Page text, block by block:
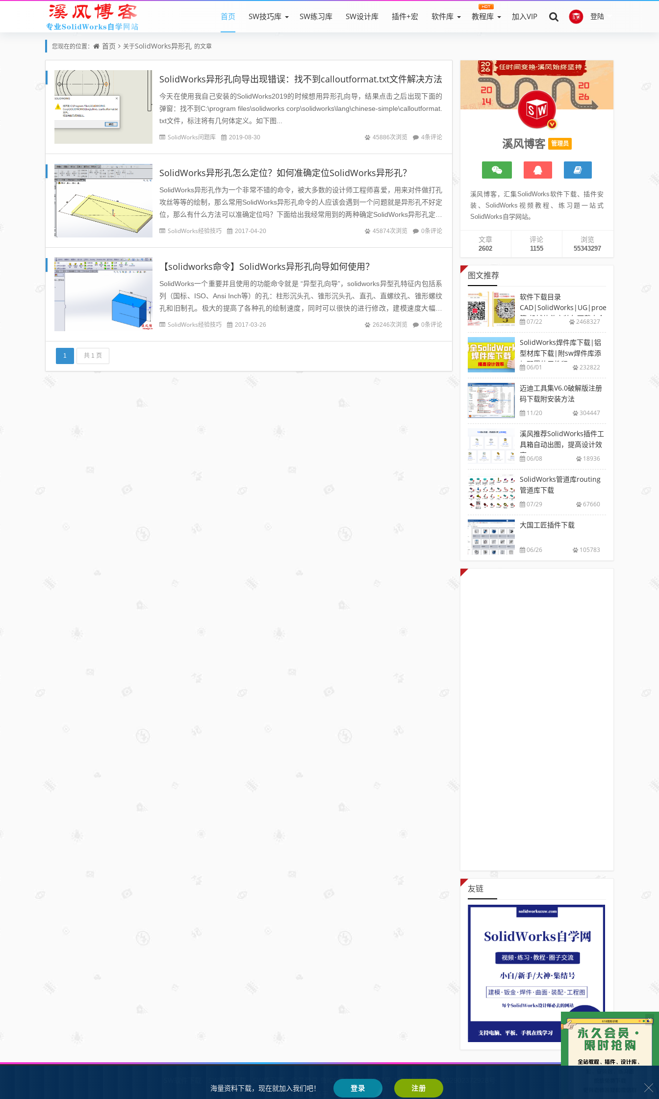
登陆
首页 SW技巧库 SW练习库 SW设计库 插件+宏 软件库 教程库 加入VIP
您现在的位置： 首页 关于SolidWorks异形孔 的文章
SolidWorks异形孔向导出现错误：找不到calloutformat.txt文件解决方法
今天在使用我自己安装的SolidWorks2019的时候想用异形孔向导，结果点击之后出现下面的
弹窗：找不到C:\program files\solidworks corp\solidworks\lang\chinese-simple\calloutformat.
txt文件，标注将有几何体定义。如下图...
SolidWorks问题库 2019-08-30 45886次浏览 4条评论
SolidWorks异形孔怎么定位？如何准确定位SolidWorks异形孔？
SolidWorks异形孔作为一个非常不错的命令，被大多数的设计师工程师喜爱，用来对件做打孔
攻丝等等的绘制，那么常用SolidWorks异形孔命令的人应该会遇到一个问题就是异形孔不好定
位，那么有什么方法可以准确定位吗？下面给出我经常用到的两种确定SolidWorks异形孔定位
的方法。第一种方法：先绘...
SolidWorks经验技巧 2017-04-20 45874次浏览 0条评论
【solidworks命令】SolidWorks异形孔向导如何使用？
SolidWorks一个重要并且使用的功能命令就是 “异型孔向导”，solidworks异型孔特征内包括系
列（国标、ISO、Ansi Inch等）的孔：柱形沉头孔、锥形沉头孔、直孔、直螺纹孔、锥形螺纹
孔和旧制孔。极大的提高了各种孔的绘制速度，同时可以很快的进行修改，建模速度大幅加
快。那么这...
SolidWorks经验技巧 2017-03-26 26246次浏览 0条评论
1 共 1 页
溪风博客 管理员
溪风博客，汇集SolidWorks软件下载、插件安
装、SolidWorks视频教程、练习题一站式
SolidWorks自学网站。
文章
2602
评论
1155
浏览
55343297
图文推荐
软件下载目录
CAD|SolidWorks|UG|proe
等-机械软件安装包下载大全
07/22 2468327
SolidWorks焊件库下载|铝
型材库下载|附sw焊件库添
加配置使用教程
06/01 232822
迈迪工具集V6.0破解版注册
码下载附安装方法
11/20 304447
溪风推荐SolidWorks插件工
具箱自动出图，提高设计效
率06/08 18936
SolidWorks管道库routing
管道库下载
07/29 67660
大国工匠插件下载
06/26 105783
友链
鲁ICP备2021002287号-1鲁公网安备 37132902372928号
SW自学网 Z-BlogPHP 搭建
×
海量资料下载，现在就加入我们吧！ 登录 注册